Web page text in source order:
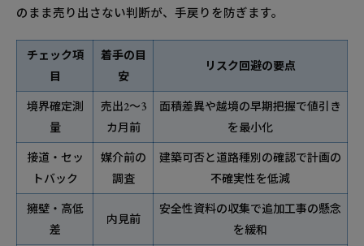
広告で反響を増やすコツは？写真・間取・キャ
青梅市の治安や生活は大丈夫？移住検討者が気
にする話題への答え方
よくある誤解Q&A（青梅の読み方や梅の話題
も一緒に解決）
売却方法はどれが合う？仲介・買取・オークシ
ョンの使い分け
青梅市中古住宅やマンションの価格を上げる小
ワザは？
のまま売り出さない判断が、手戻りを防ぎます。
チェック項
目
着手の目
安
リスク回避の要点
境界確定測
量
売出2〜3
カ月前
面積差異や越境の早期把握で値引き
を最小化
接道・セッ
トバック
媒介前の
調査
建築可否と道路種別の確認で計画の
不確実性を低減
擁壁・高低
差
内見前
安全性資料の収集で追加工事の懸念
を緩和